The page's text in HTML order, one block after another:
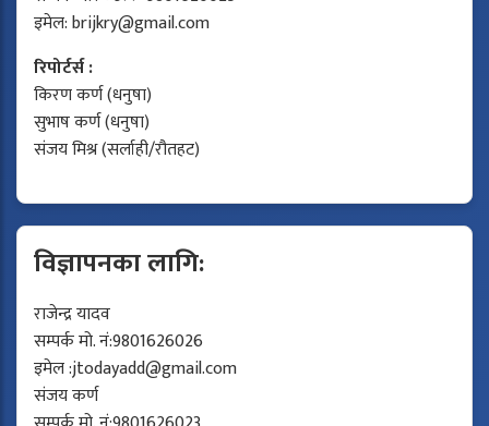
इमेल:brijkry@gmail.com
रिपोर्टर्स :
किरण कर्ण (धनुषा)
सुभाष कर्ण (धनुषा)
संजय मिश्र (सर्लाही/रौतहट)
विज्ञापनका लागि:
राजेन्द्र यादव
सम्पर्क मो. नं:9801626026
इमेल :jtodayadd@gmail.com
संजय कर्ण